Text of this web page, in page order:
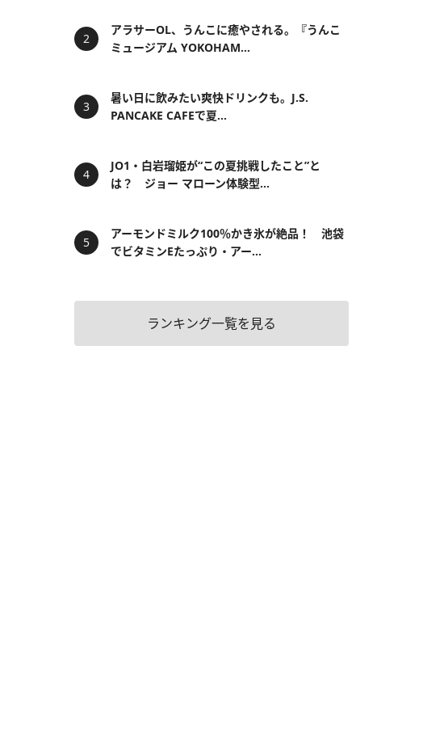
アラサーOL、うんこに癒やされる。『うんこ
ミュージアム YOKOHAM...
暑い日に飲みたい爽快ドリンクも。J.S.
PANCAKE CAFEで夏...
JO1・白岩瑠姫が“この夏挑戦したこと”と
は？ ジョー マローン体験型...
アーモンドミルク100％かき氷が絶品！ 池袋
でビタミンEたっぷり・アー...
ランキング一覧を見る